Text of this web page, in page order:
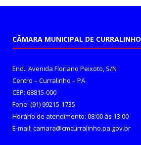
CÂMARA MUNICIPAL DE CURRALINHO
End.: Avenida Floriano Peixoto, S/N
Centro – Curralinho – PA
CEP: 68815-000
Fone: (91) 99215-1735
Horário de atendimento: 08:00 às 13:00
E-mail: camara@cmcurralinho.pa.gov.br